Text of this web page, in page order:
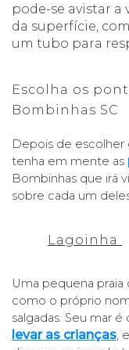
pode-se avistar
da superfície,
um tubo para
Escolha os
Bombinhas SC
Depois de escolher
tenha em mente as
Bombinhas que irá
sobre cada um
Lagoinha
Uma pequena praia
como o próprio
salgadas. Seu mar
levar as crianças,